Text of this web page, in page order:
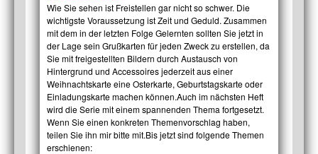
Wie Sie sehen ist Freistellen gar nicht so schwer. Die
wichtigste Voraussetzung ist Zeit und Geduld. Zusammen
mit dem in der letzten Folge Gelernten sollten Sie jetzt in
der Lage sein Grußkarten für jeden Zweck zu erstellen, da
Sie mit freigestellten Bildern durch Austausch von
Hintergrund und Accessoires jederzeit aus einer
Weihnachtskarte eine Osterkarte, Geburtstagskarte oder
Einladungskarte machen können.Auch im nächsten Heft
wird die Serie mit einem spannenden Thema fortgesetzt.
Wenn Sie einen konkreten Themenvorschlag haben,
teilen Sie ihn mir bitte mit.Bis jetzt sind folgende Themen
erschienen: